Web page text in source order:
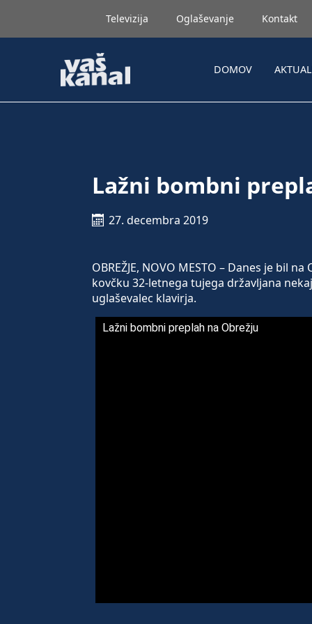
Televizija Oglaševanje Kontakt
DOMOV
Lažni bombni
27. decembra 2019
OBREŽJE, NOVO MESTO – Danes je bil
kovčku 32-letnega tujega državljana
uglaševalec klavirja.
Lažni bombni preplah na Obrežju